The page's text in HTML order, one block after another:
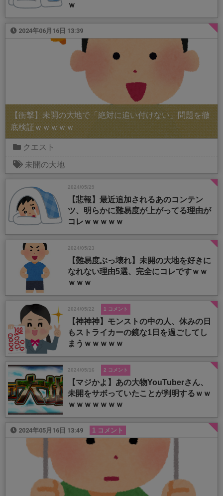
ｗ
2024年06月16日 13:39
【衝撃】未開の大地で「絶対に追い付けない」問題を徹
底検証ｗｗｗｗｗ
クエスト
未開の大地
2024/05/29
【悲報】最近追加されるあのコンテン
ツ、明らかに難易度が上がってる理由が
コレｗｗｗｗｗ
2024/05/23
【難易度ぶっ壊れ】未開の大地を好きに
なれない理由5選、完全にコレですｗｗ
ｗｗｗ
2024/05/22 1 コメント
【神神神】モンストの中の人、休みの日
もストライカーの鏡な1日を過ごしてし
まうｗｗｗｗｗ
2024/05/16 2 コメント
【マジかよ】あの大物YouTuberさん、
未開をサボっていたことが判明するｗｗ
ｗｗｗｗｗｗｗ
2024年05月16日 13:49 1 コメント